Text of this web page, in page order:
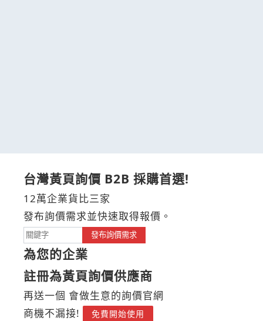
台灣黃頁詢價 B2B 採購首選!
12萬企業貨比三家
發布詢價需求並快速取得報價。
發布詢價需求
為您的企業
註冊為黃頁詢價供應商
再送一個 會做生意的詢價官網
商機不漏接!
免費開始使用